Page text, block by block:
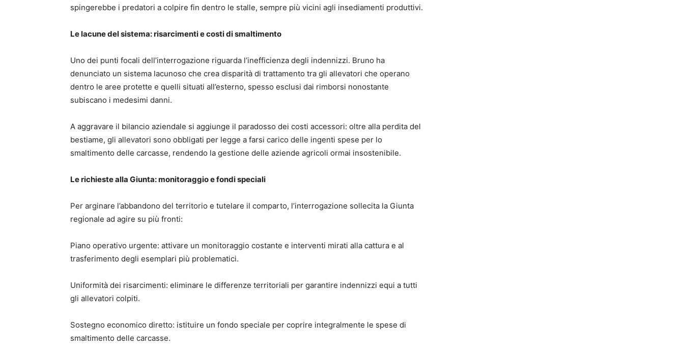
spingerebbe i predatori a colpire fin dentro le stalle, sempre più vicini agli insediamenti produttivi.
Le lacune del sistema: risarcimenti e costi di smaltimento
Uno dei punti focali dell’interrogazione riguarda l’inefficienza degli indennizzi. Bruno ha
denunciato un sistema lacunoso che crea disparità di trattamento tra gli allevatori che operano
dentro le aree protette e quelli situati all’esterno, spesso esclusi dai rimborsi nonostante
subiscano i medesimi danni.
A aggravare il bilancio aziendale si aggiunge il paradosso dei costi accessori: oltre alla perdita del
bestiame, gli allevatori sono obbligati per legge a farsi carico delle ingenti spese per lo
smaltimento delle carcasse, rendendo la gestione delle aziende agricoli ormai insostenibile.
Le richieste alla Giunta: monitoraggio e fondi speciali
Per arginare l’abbandono del territorio e tutelare il comparto, l’interrogazione sollecita la Giunta
regionale ad agire su più fronti:
Piano operativo urgente: attivare un monitoraggio costante e interventi mirati alla cattura e al
trasferimento degli esemplari più problematici.
Uniformità dei risarcimenti: eliminare le differenze territoriali per garantire indennizzi equi a tutti
gli allevatori colpiti.
Sostegno economico diretto: istituire un fondo speciale per coprire integralmente le spese di
smaltimento delle carcasse.